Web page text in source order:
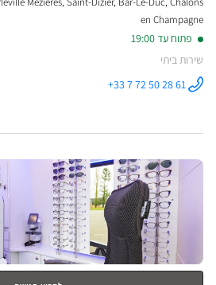
en Champagne
פתוח עד 19:00
שירות ביתי
התקשר לחנות
SAINT-
+33 7 72 50 28 61
לחץ
ENTER
למידע